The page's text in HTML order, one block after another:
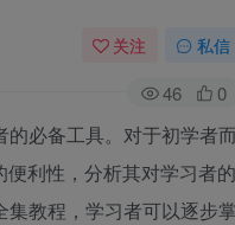
关注 私信
46 0
必备工具。对于初学者而
利性，分析其对学习者的
教程，学习者可以逐步掌